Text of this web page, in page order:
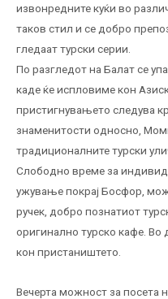
извонредните куќи во
таков стил и се добро
гледаат турски серии.
По разгледот на Балат се
каде ќе испловиме кон
пристигнувањето следува
знаменитости односно,
традиционалните турски
Слободно време за
ужување покрај Босфор,
ручек, добро познатиот
оригинално турско кафе. Во
кон пристаништето.
Вечерта можност за посета